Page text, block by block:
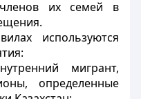
их семей в
используются
мигрант,
определенные